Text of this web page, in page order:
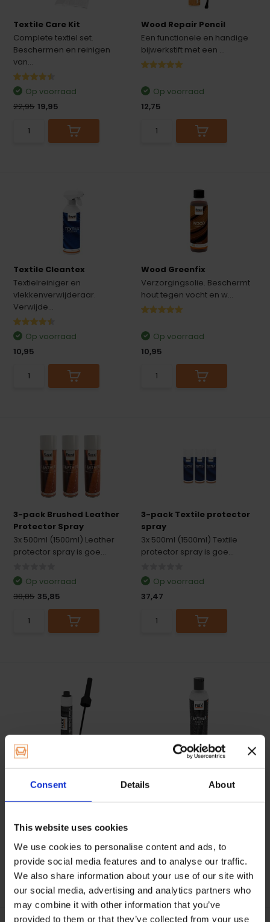
Consent Details About
This website uses cookies
We use cookies to personalise content and ads, to
provide social media features and to analyse our traffic.
We also share information about your use of our site with
our social media, advertising and analytics partners who
may combine it with other information that you’ve
provided to them or that they’ve collected from your use
Textile Care Kit
Complete textiel set.
Beschermen en reinigen
van...
Op voorraad
22,95 19,95
Wood Repair Pencil
Een functionele en handige
bijwerkstift met een ...
Op voorraad
12,75
Textile Cleantex
Textielreiniger en
vlekkenverwijderaar.
Verwijde...
Op voorraad
10,95
Wood Greenfix
Verzorgingsolie. Beschermt
hout tegen vocht en w...
Op voorraad
10,95
3-pack Brushed Leather
Protector Spray
3x 500ml (1500ml) Leather
protector spray is goe...
Op voorraad
38,85 35,85
3-pack Textile protector
spray
3x 500ml (1500ml) Textile
protector spray is goe...
Op voorraad
37,47
Leather Repair Pencil
Professionele leder
bijwerkstift voor het eenvou...
Op voorraad
12,95
Leather Color Revive
(leverbaar in 12 kl...
Lederverf. Het herstelt de
24,95